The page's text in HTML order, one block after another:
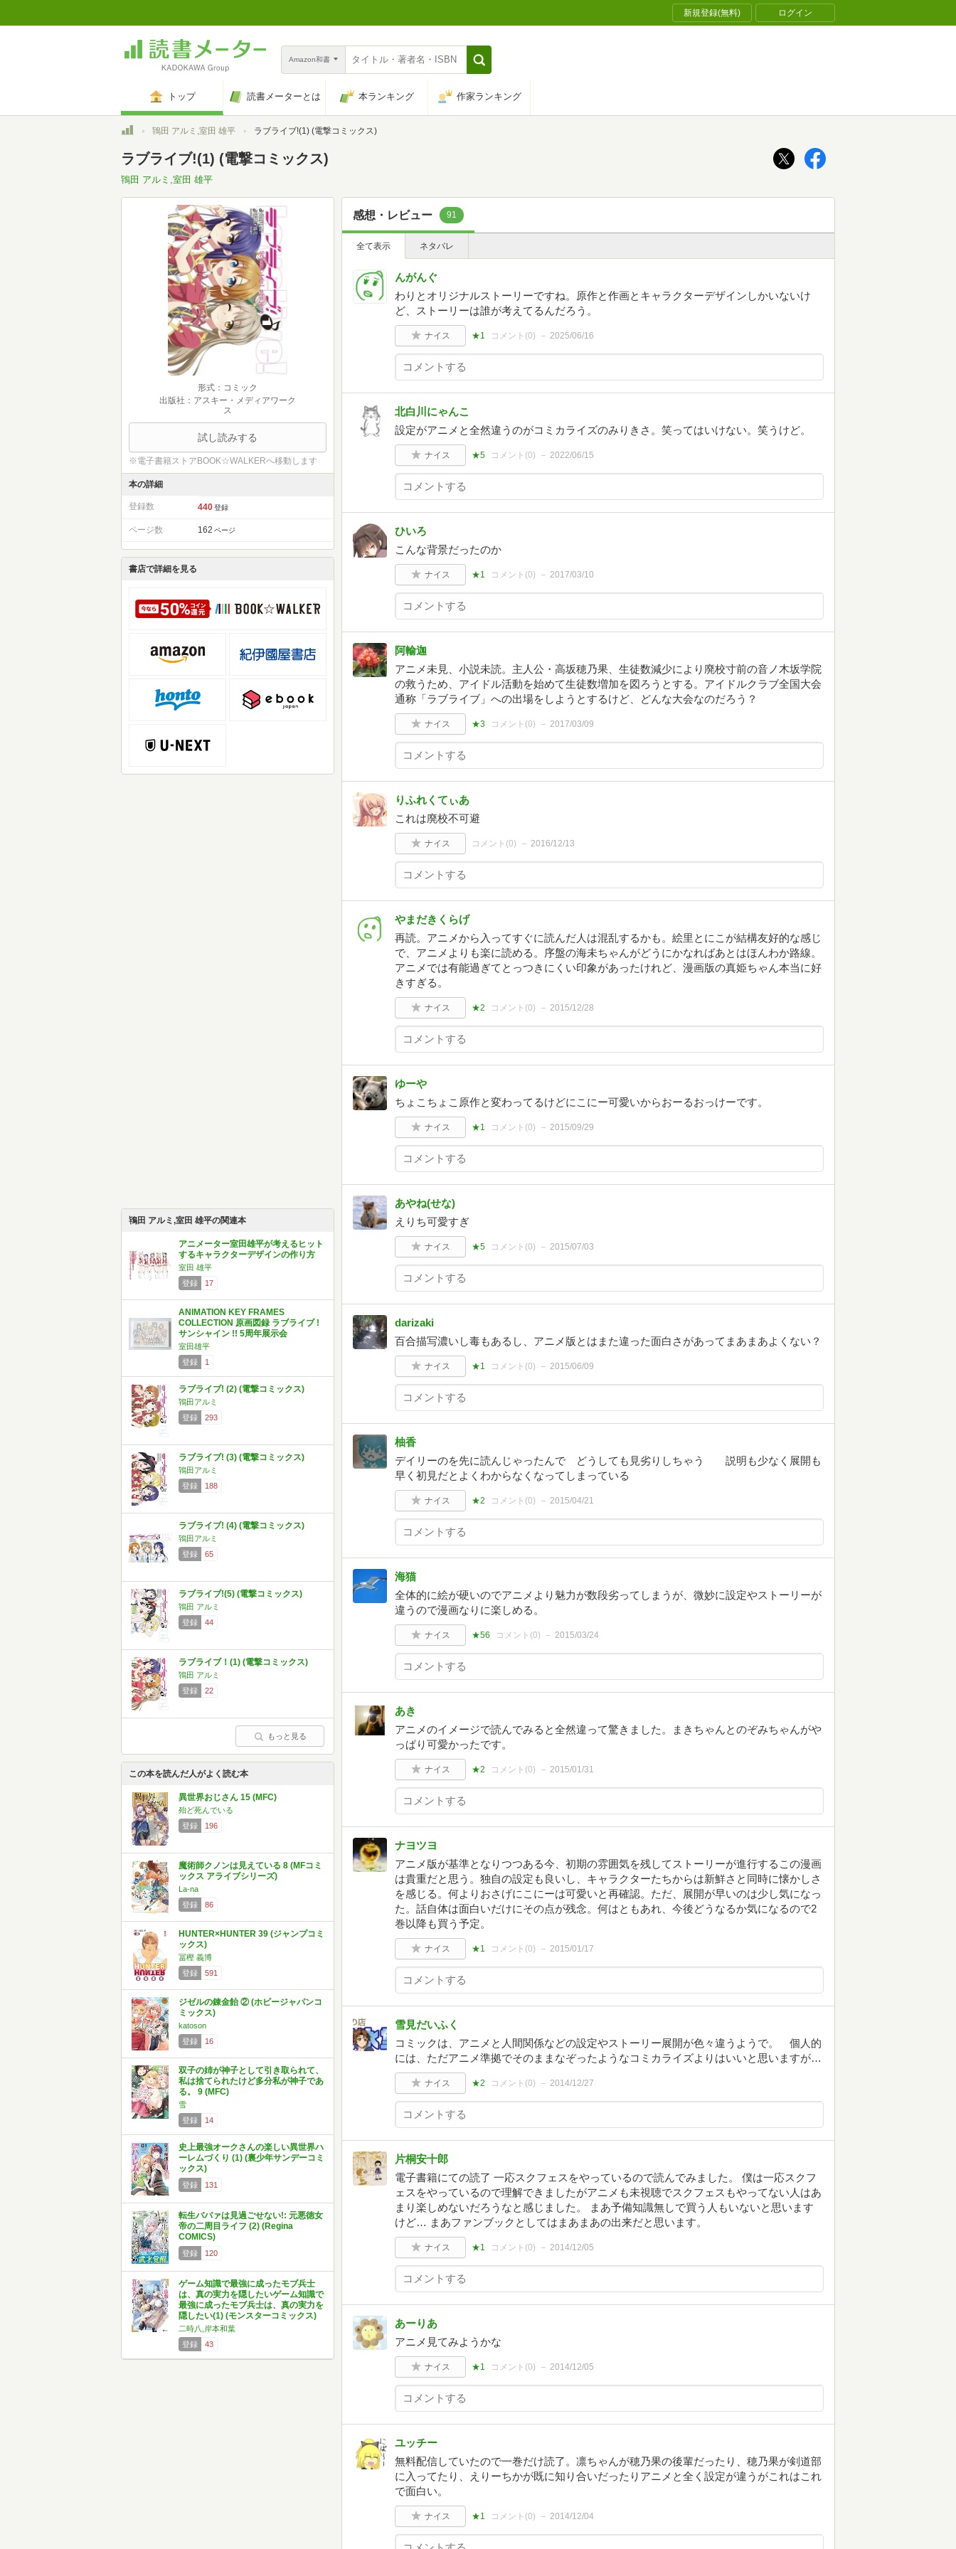
新規登録(無料) ログイン
Amazon和書
トップ 読書メーターとは 本ランキング 作家ランキング
トップ鴇田 アルミ,室田 雄平 ラブライブ!(1) (電撃コミックス)
ラブライブ!(1) (電撃コミックス)
鴇田 アルミ,室田 雄平
形式：コミック
出版社：アスキー・メディアワーク
ス
試し読みする
※電子書籍ストアBOOK☆WALKERへ移動します
本の詳細
登録数 440 登録
ページ数 162 ページ
書店で詳細を見る
鴇田 アルミ,室田 雄平の関連本
アニメーター室田雄平が考えるヒット
するキャラクターデザインの作り方
室田 雄平
登録
17
ANIMATION KEY FRAMES
COLLECTION 原画図録 ラブライブ !
サンシャイン !! 5周年展示会
室田雄平
登録
1
ラブライブ! (2) (電撃コミックス)
鴇田アルミ
登録
293
ラブライブ! (3) (電撃コミックス)
鴇田アルミ
登録
188
ラブライブ! (4) (電撃コミックス)
鴇田アルミ
登録
65
ラブライブ!(5) (電撃コミックス)
鴇田 アルミ
登録
44
ラブライブ！(1) (電撃コミックス)
鴇田 アルミ
登録
22
もっと見る
この本を読んだ人がよく読む本
異世界おじさん 15 (MFC)
殆ど死んでいる
登録
196
魔術師クノンは見えている 8 (MFコミ
ックス アライブシリーズ)
La-na
登録
86
HUNTER×HUNTER 39 (ジャンプコミ
ックス)
冨樫 義博
登録
591
ジゼルの錬金飴 ② (ホビージャパンコ
ミックス)
katoson
登録
16
双子の姉が神子として引き取られて、
私は捨てられたけど多分私が神子であ
る。 9 (MFC)
雪
登録
14
史上最強オークさんの楽しい異世界ハ
ーレムづくり (1) (裏少年サンデーコミ
ックス)
登録 131
転生ババァは見過ごせない!: 元悪徳女
帝の二周目ライフ (2) (Regina
COMICS)
登録 120
ゲーム知識で最強に成ったモブ兵士
は、真の実力を隠したいゲーム知識で
最強に成ったモブ兵士は、真の実力を
隠したい(1) (モンスターコミックス)
二時八,岸本和葉
登録
43
感想・レビュー 91
全て表示 ネタバレ
んがんぐ
わりとオリジナルストーリーですね。原作と作画とキャラクターデザインしかいないけ
ど、ストーリーは誰が考えてるんだろう。
ナイス ★1 コメント(0) 2025/06/16
北白川にゃんこ
設定がアニメと全然違うのがコミカライズのみりきさ。笑ってはいけない。笑うけど。
ナイス ★5 コメント(0) 2022/06/15
ひいろ
こんな背景だったのか
ナイス ★1 コメント(0) 2017/03/10
阿輸迦
アニメ未見、小説未読。主人公・高坂穂乃果、生徒数減少により廃校寸前の音ノ木坂学院
の救うため、アイドル活動を始めて生徒数増加を図ろうとする。アイドルクラブ全国大会
通称「ラブライブ」への出場をしようとするけど、どんな大会なのだろう？
ナイス ★3 コメント(0) 2017/03/09
りふれくてぃあ
これは廃校不可避
ナイス コメント(0) 2016/12/13
やまだきくらげ
再読。アニメから入ってすぐに読んだ人は混乱するかも。絵里とにこが結構友好的な感じ
で、アニメよりも楽に読める。序盤の海未ちゃんがどうにかなればあとはほんわか路線。
アニメでは有能過ぎてとっつきにくい印象があったけれど、漫画版の真姫ちゃん本当に好
きすぎる。
ナイス ★2 コメント(0) 2015/12/28
ゆーや
ちょこちょこ原作と変わってるけどにこにー可愛いからおーるおっけーです。
ナイス ★1 コメント(0) 2015/09/29
あやね(せな)
えりち可愛すぎ
ナイス ★5 コメント(0) 2015/07/03
darizaki
百合描写濃いし毒もあるし、アニメ版とはまた違った面白さがあってまあまあよくない？
ナイス ★1 コメント(0) 2015/06/09
柚香
デイリーのを先に読んじゃったんで どうしても見劣りしちゃう 説明も少なく展開も
早く初見だとよくわからなくなってしまっている
ナイス ★2 コメント(0) 2015/04/21
海猫
全体的に絵が硬いのでアニメより魅力が数段劣ってしまうが、微妙に設定やストーリーが
違うので漫画なりに楽しめる。
ナイス ★56 コメント(0) 2015/03/24
あき
アニメのイメージで読んでみると全然違って驚きました。まきちゃんとのぞみちゃんがや
っぱり可愛かったです。
ナイス ★2 コメント(0) 2015/01/31
ナヨツヨ
アニメ版が基準となりつつある今、初期の雰囲気を残してストーリーが進行するこの漫画
は貴重だと思う。独自の設定も良いし、キャラクターたちからは新鮮さと同時に懐かしさ
を感じる。何よりおさげにこにーは可愛いと再確認。ただ、展開が早いのは少し気になっ
た。話自体は面白いだけにその点が残念。何はともあれ、今後どうなるか気になるので2
巻以降も買う予定。
ナイス ★1 コメント(0) 2015/01/17
雪見だいふく
コミックは、アニメと人間関係などの設定やストーリー展開が色々違うようで。 個人的
には、ただアニメ準拠でそのままなぞったようなコミカライズよりはいいと思いますが…
ナイス ★2 コメント(0) 2014/12/27
片桐安十郎
電子書籍にての読了 一応スクフェスをやっているので読んでみました。 僕は一応スクフ
ェスをやっているので理解できましたがアニメも未視聴でスクフェスもやってない人はあ
まり楽しめないだろうなと感じました。 まあ予備知識無しで買う人もいないと思います
けど… まあファンブックとしてはまあまあの出来だと思います。
ナイス ★1 コメント(0) 2014/12/05
あーりあ
アニメ見てみようかな
ナイス ★1 コメント(0) 2014/12/05
ユッチー
無料配信していたので一巻だけ読了。凛ちゃんが穂乃果の後輩だったり、穂乃果が剣道部
に入ってたり、えりーちかが既に知り合いだったりアニメと全く設定が違うがこれはこれ
で面白い。
ナイス ★1 コメント(0) 2014/12/04